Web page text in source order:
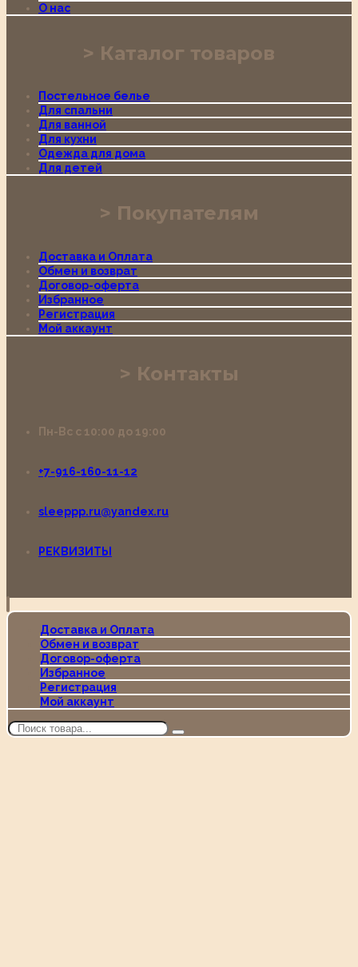
О нас
Каталог товаров
Постельное белье
Для спальни
Для ванной
Для кухни
Одежда для дома
Для детей
Покупателям
Доставка и Оплата
Обмен и возврат
Договор-оферта
Избранное
Регистрация
Мой аккаунт
Контакты
Пн-Вс с 10:00 до 19:00
+7-916-160-11-12
sleeppp.ru@yandex.ru
РЕКВИЗИТЫ
Доставка и Оплата
Обмен и возврат
Договор-оферта
Избранное
Регистрация
Мой аккаунт